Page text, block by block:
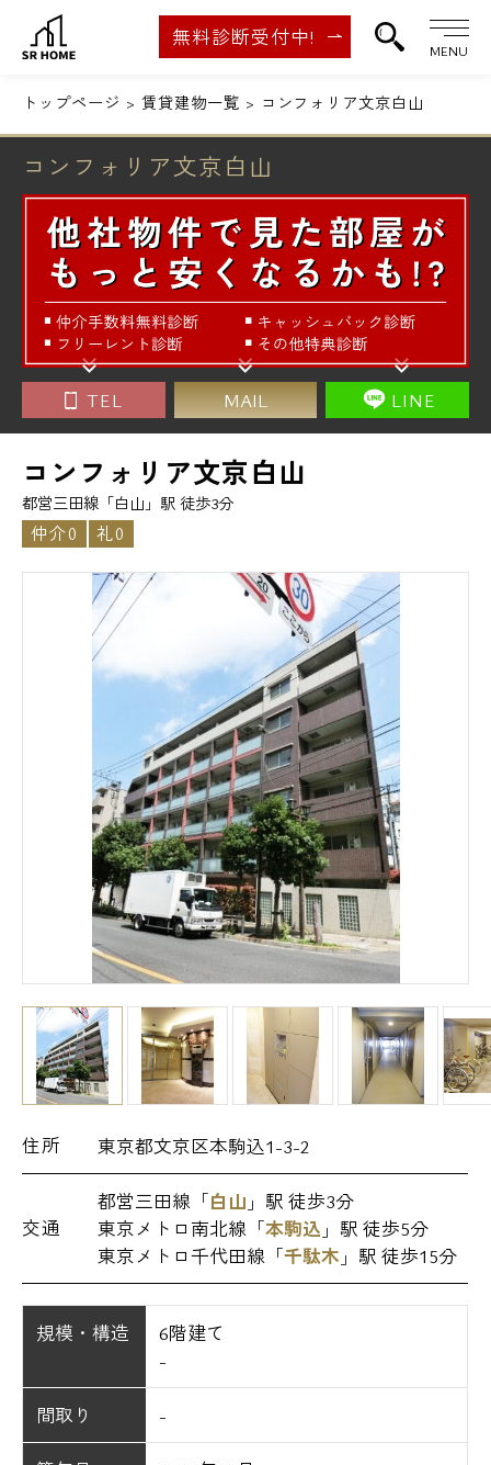
無料診断受付中!
MENU
トップページ 賃貸建物一覧 コンフォリア文京白山
コンフォリア文京白山
TEL MAIL LINE
コンフォリア文京白山
都営三田線「白山」駅 徒歩3分
仲介0 礼0
住所 東京都文京区本駒込1-3-2
交通
都営三田線「白山 」駅 徒歩3分
東京メトロ南北線「本駒込 」駅 徒歩5分
東京メトロ千代田線「千駄木 」駅 徒歩15分
規模・構造
6階建て
-
間取り -